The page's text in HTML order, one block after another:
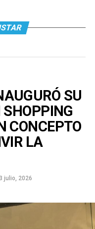
SU
CONCEPTO
LA
julio, 2026